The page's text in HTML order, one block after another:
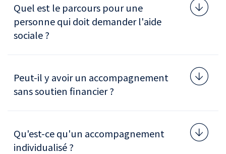
Quel est le parcours pour une
personne qui doit demander l'aide
sociale ?
Peut-il y avoir un accompagnement
sans soutien financier ?
Qu'est-ce qu'un accompagnement
individualisé ?